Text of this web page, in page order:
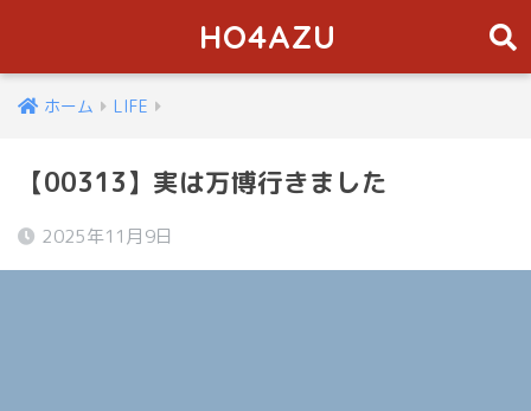
HO4AZU
ホーム LIFE
【00313】実は万博行きました
2025年11月9日